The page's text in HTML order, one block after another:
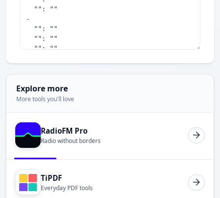
Explore more
More tools you'll love
RadioFM Pro
Radio without borders
TiPDF
Everyday PDF tools